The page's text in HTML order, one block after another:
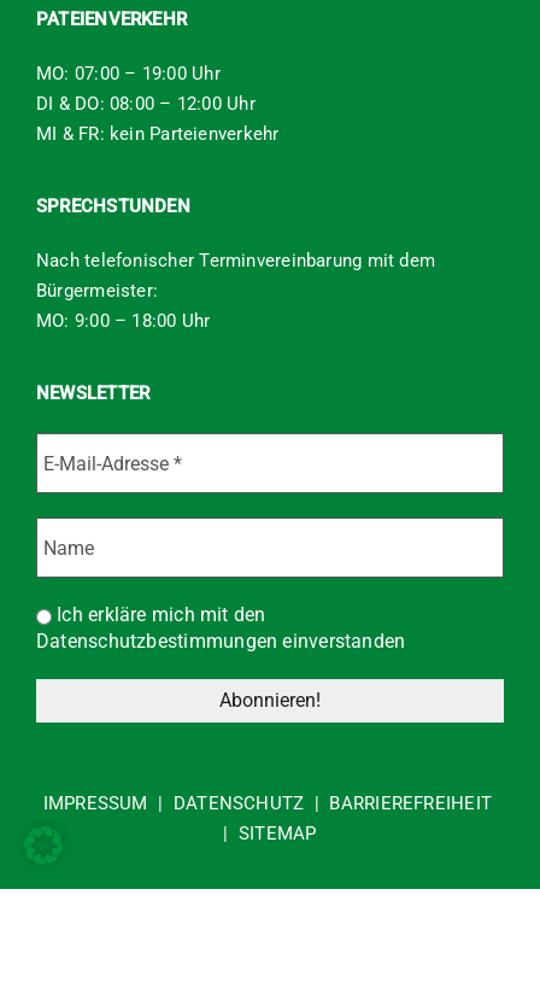
PATEIENVERKEHR
MO: 07:00 – 19:00 Uhr
DI & DO: 08:00 – 12:00 Uhr
MI & FR: kein Parteienverkehr
SPRECHSTUNDEN
Nach telefonischer Terminvereinbarung mit dem
Bürgermeister:
MO: 9:00 – 18:00 Uhr
NEWSLETTER
Ich erkläre mich mit den
Datenschutzbestimmungen einverstanden
IMPRESSUM DATENSCHUTZ
BARRIEREFREIHEIT
|SITEMAP